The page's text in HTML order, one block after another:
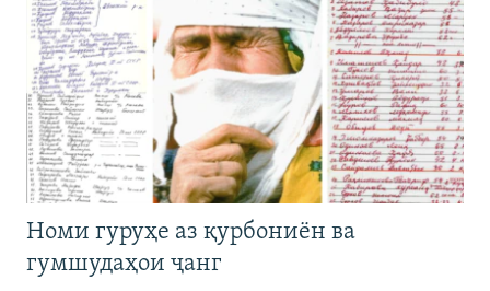
Номи гуруҳе аз қурбониён ва
гумшудаҳои ҷанг